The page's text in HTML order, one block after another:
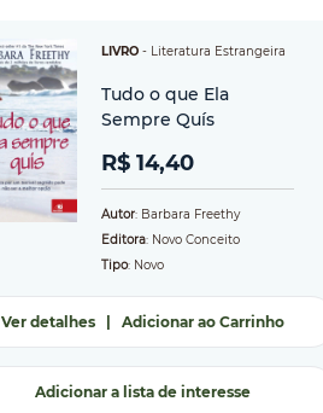
LIVRO - Literatura Estrangeira
Tudo o que Ela
Sempre Quís
R$ 14,40
Autor: Barbara Freethy
Editora: Novo Conceito
Tipo: Novo
Ver detalhes| Adicionar ao Carrinho
Adicionar a lista de interesse